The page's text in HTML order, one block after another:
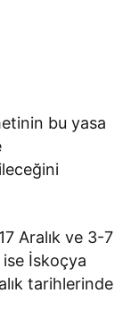
bu yasa
Aralık ve 3-7
ise İskoçya
tarihlerinde